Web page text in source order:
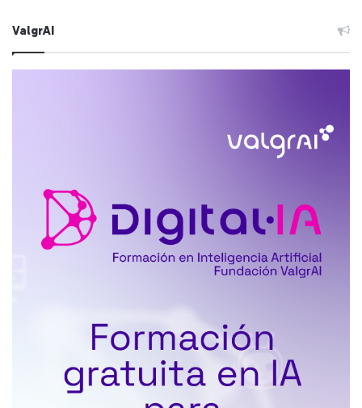
ValgrAI